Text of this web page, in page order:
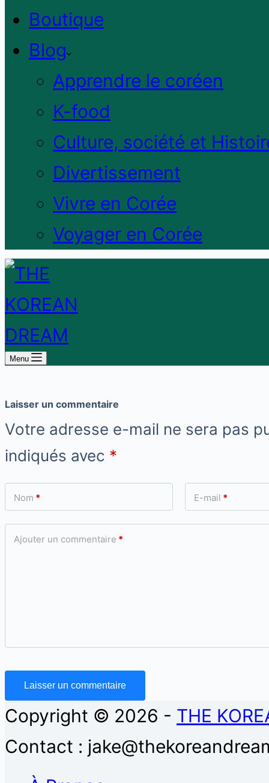
Boutique
Blog
Apprendre le coréen
K-food
Culture, société et
Divertissement
Vivre en Corée
Voyager en Corée
Menu
Laisser un commentaire
Votre adresse e-mail ne sera pas
indiqués avec *
Nom * E-mail *
Ajouter un commentaire *
Laisser un commentaire
Copyright © 2026 - THE
Contact :